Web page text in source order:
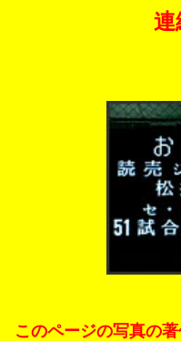
連
このページの写真の